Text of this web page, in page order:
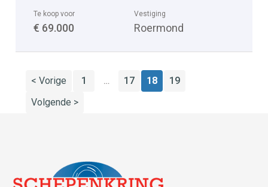
Te koop voor
€ 69.000
Vestiging
Roermond
< Vorige 1 … 17 18
19
Volgende >